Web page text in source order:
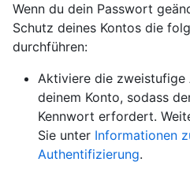
Wenn du dein Passwort
Schutz deines Kontos die
durchführen:
Aktiviere die
deinem Konto, sodass
Kennwort erfordert.
Sie unter Informationen
Authentifizierung.